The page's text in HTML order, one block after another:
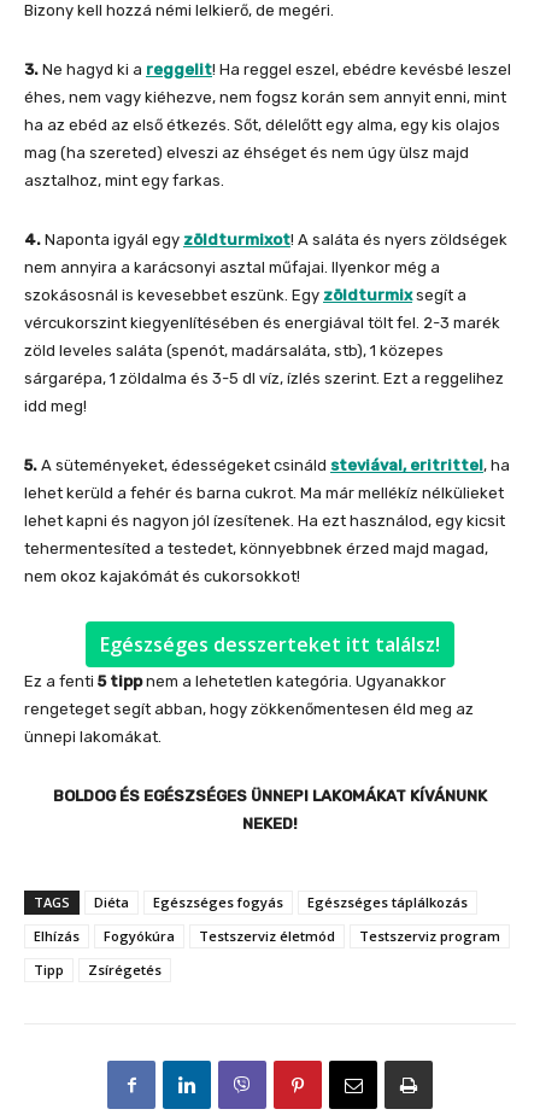
Bizony kell hozzá némi lelkierő, de megéri.
3. Ne hagyd ki a reggelit! Ha reggel eszel, ebédre kevésbé leszel
éhes, nem vagy kiéhezve, nem fogsz korán sem annyit enni, mint
ha az ebéd az első étkezés. Sőt, délelőtt egy alma, egy kis olajos
mag (ha szereted) elveszi az éhséget és nem úgy ülsz majd
asztalhoz, mint egy farkas.
4. Naponta igyál egy zöldturmixot! A saláta és nyers zöldségek
nem annyira a karácsonyi asztal műfajai. Ilyenkor még a
szokásosnál is kevesebbet eszünk. Egy zöldturmixsegít a
vércukorszint kiegyenlítésében és energiával tölt fel. 2-3 marék
zöld leveles saláta (spenót, madársaláta, stb), 1 közepes
sárgarépa, 1 zöldalma és 3-5 dl víz, ízlés szerint. Ezt a reggelihez
idd meg!
5. A süteményeket, édességeket csináld steviával, eritrittel, ha
lehet kerüld a fehér és barna cukrot. Ma már mellékíz nélkülieket
lehet kapni és nagyon jól ízesítenek. Ha ezt használod, egy kicsit
tehermentesíted a testedet, könnyebbnek érzed majd magad,
nem okoz kajakómát és cukorsokkot!
Egészséges desszerteket itt találsz!
Ez a fenti 5 tippnem a lehetetlen kategória. Ugyanakkor
rengeteget segít abban, hogy zökkenőmentesen éld meg az
ünnepi lakomákat.
BOLDOG ÉS EGÉSZSÉGES ÜNNEPI LAKOMÁKAT KÍVÁNUNK
NEKED!
TAGS Diéta Egészséges fogyás
Egészséges táplálkozás
Elhízás
Fogyókúra Testszerviz életmód
Testszerviz program
Tipp
Zsírégetés